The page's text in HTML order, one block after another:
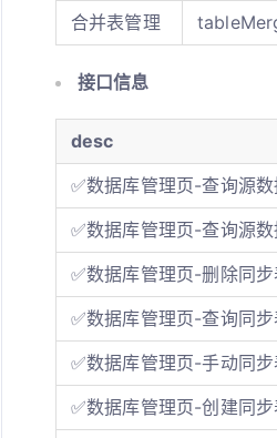
合并表管理
接口信息
desc
✅数据库管理页-查询源
✅数据库管理页-查询源
✅数据库管理页-删除同步
✅数据库管理页-查询同步
✅数据库管理页-手动同步
✅数据库管理页-创建同步